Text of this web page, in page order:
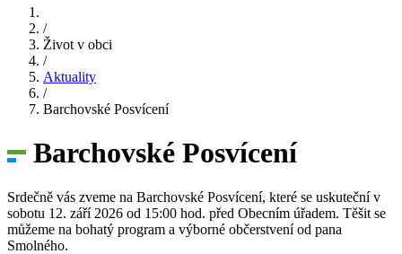
/
Život v obci
/
Aktuality
/
Barchovské Posvícení
Barchovské Posvícení
Srdečně vás zveme na Barchovské Posvícení, které se uskuteční v
sobotu 12. září 2026 od 15:00 hod. před Obecním úřadem. Těšit se
můžeme na bohatý program a výborné občerstvení od pana
Smolného.